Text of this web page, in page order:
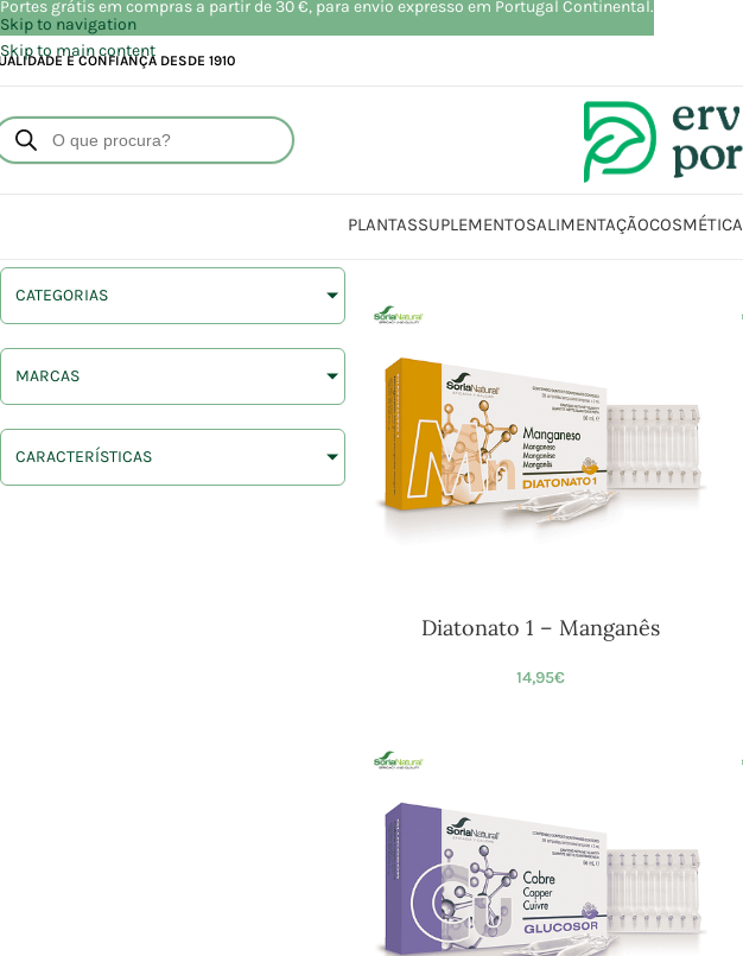
Skip to navigation
Skip to main content
E CONFIANÇA DESDE 1910
PLANTASSUPLEMENTOSALIMENTAÇÃOCOSMÉTICA
CATEGORIAS
MARCAS
CARACTERÍSTICAS
Diatonato 1 – Manganês
14,95€
Portes grátis em compras a partir de 30 €, para envio expresso em Portugal Continental.